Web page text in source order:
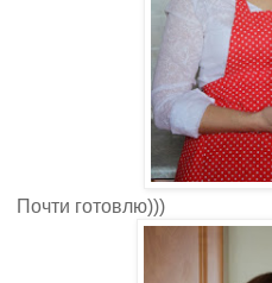
Почти готовлю)))